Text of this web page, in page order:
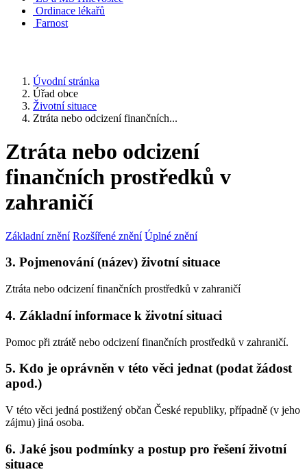
Ordinace lékařů
Farnost
Úvodní stránka
Úřad obce
Životní situace
Ztráta nebo odcizení finančních...
Ztráta nebo odcizení
finančních prostředků v
zahraničí
Základní znění Rozšířené znění Úplné znění
3. Pojmenování (název) životní situace
Ztráta nebo odcizení finančních prostředků v zahraničí
4. Základní informace k životní situaci
Pomoc při ztrátě nebo odcizení finančních prostředků v zahraničí.
5. Kdo je oprávněn v této věci jednat (podat žádost
apod.)
V této věci jedná postižený občan České republiky, případně (v jeho
zájmu) jiná osoba.
6. Jaké jsou podmínky a postup pro řešení životní
situace